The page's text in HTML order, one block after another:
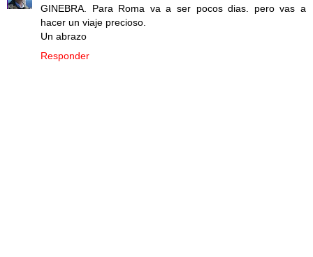
GINEBRA. Para Roma va a ser pocos dias. pero vas a
hacer un viaje precioso.
Un abrazo
Responder